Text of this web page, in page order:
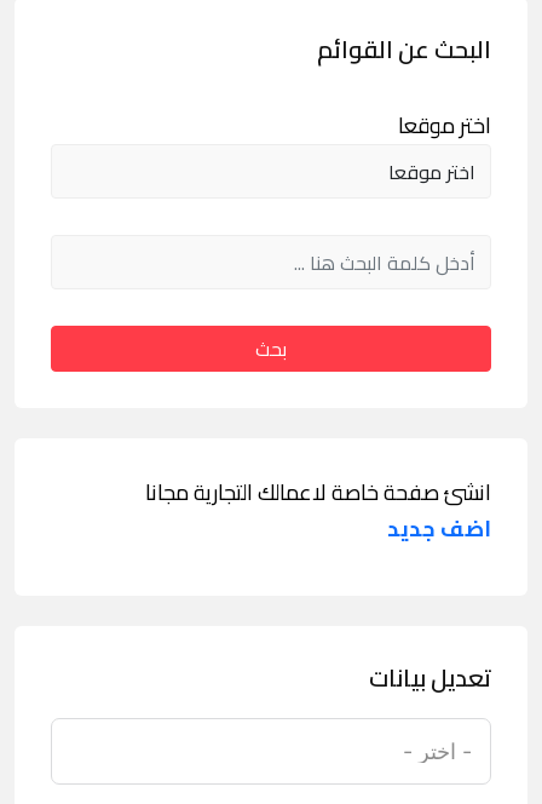
البحث عن القوائم
اختر موقعا
بحث
انشئ صفحة خاصة لاعمالك التجارية مجانا
اضف جديد
تعديل بيانات